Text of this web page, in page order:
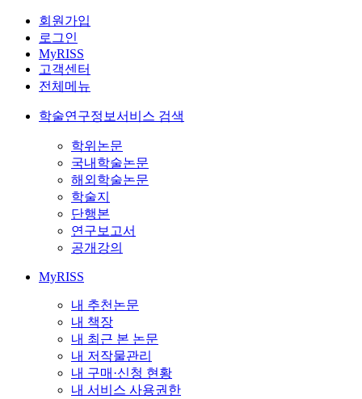
회원가입
로그인
MyRISS
고객센터
전체메뉴
학술연구정보서비스 검색
학위논문
국내학술논문
해외학술논문
학술지
단행본
연구보고서
공개강의
MyRISS
내 추천논문
내 책장
내 최근 본 논문
내 저작물관리
내 구매·신청 현황
내 서비스 사용권한